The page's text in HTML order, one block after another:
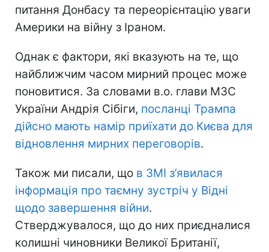
питання Донбасу та переорієнтацію уваги
Америки на війну з Іраном.
Однак є фактори, які вказують на те, що
найближчим часом мирний процес може
поновитися. За словами в.о. глави МЗС
України Андрія Сібіги, посланці Трампа
дійсно мають намір приїхати до Києва для
відновлення мирних переговорів.
Також ми писали, що в ЗМІ з’явилася
інформація про таємну зустріч у Відні
щодо завершення війни.
Стверджувалося, що до них приєдналися
колишні чиновники Великої Британії,